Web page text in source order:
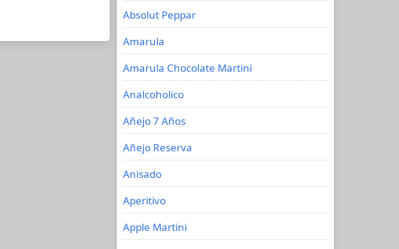
Absolut Peppar
Amarula
Amarula Chocolate Martini
Analcoholico
Añejo 7 Años
Añejo Reserva
Anisado
Aperitivo
Apple Martini